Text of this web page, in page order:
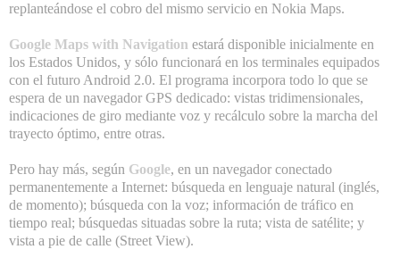
replanteándose el cobro del mismo servicio en Nokia Maps.
Google Maps with Navigation estará disponible inicialmente en
los Estados Unidos, y sólo funcionará en los terminales equipados
con el futuro Android 2.0. El programa incorpora todo lo que se
espera de un navegador GPS dedicado: vistas tridimensionales,
indicaciones de giro mediante voz y recálculo sobre la marcha del
trayecto óptimo, entre otras.
Pero hay más, según Google, en un navegador conectado
permanentemente a Internet: búsqueda en lenguaje natural (inglés,
de momento); búsqueda con la voz; información de tráfico en
tiempo real; búsquedas situadas sobre la ruta; vista de satélite; y
vista a pie de calle (Street View).